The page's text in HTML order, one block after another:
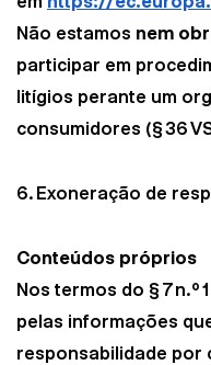
Não estamos nem
participar em
litígios perante um
consumidores (§ 36
6. Exoneração de
Conteúdos próprios
Nos termos do § 7 n.º
pelas informações
responsabilidade por